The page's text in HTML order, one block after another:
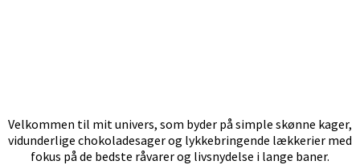
Velkommen til mit univers, som byder på simple skønne kager,
vidunderlige chokoladesager og lykkebringende lækkerier med
fokus på de bedste råvarer og livsnydelse i lange baner.